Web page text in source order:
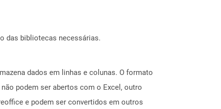
das bibliotecas necessárias.
dados em linhas e colunas. O formato
podem ser abertos com o Excel, outro
e podem ser convertidos em outros